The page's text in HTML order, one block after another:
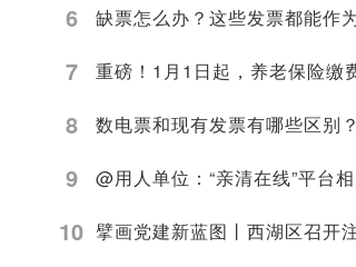
6
7
8 数电票和现有发票有哪些区别？
9
10